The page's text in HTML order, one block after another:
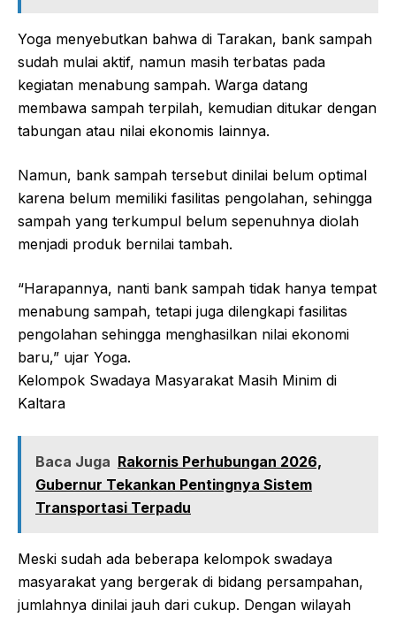
Yoga menyebutkan bahwa di Tarakan, bank sampah
sudah mulai aktif, namun masih terbatas pada
kegiatan menabung sampah. Warga datang
membawa sampah terpilah, kemudian ditukar dengan
tabungan atau nilai ekonomis lainnya.
Namun, bank sampah tersebut dinilai belum optimal
karena belum memiliki fasilitas pengolahan, sehingga
sampah yang terkumpul belum sepenuhnya diolah
menjadi produk bernilai tambah.
“Harapannya, nanti bank sampah tidak hanya tempat
menabung sampah, tetapi juga dilengkapi fasilitas
pengolahan sehingga menghasilkan nilai ekonomi
baru,” ujar Yoga.
Kelompok Swadaya Masyarakat Masih Minim di
Kaltara
Baca Juga Rakornis Perhubungan 2026,
Gubernur Tekankan Pentingnya Sistem
Transportasi Terpadu
Meski sudah ada beberapa kelompok swadaya
masyarakat yang bergerak di bidang persampahan,
jumlahnya dinilai jauh dari cukup. Dengan wilayah